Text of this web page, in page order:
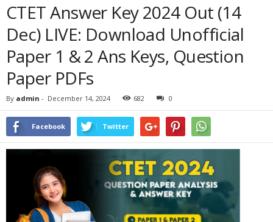
CTET Answer Key 2024 Out (14
Dec) LIVE: Download Unofficial
Paper 1 & 2 Ans Keys, Question
Paper PDFs
By admin - December 14, 2024 682 0
Facebook Twitter